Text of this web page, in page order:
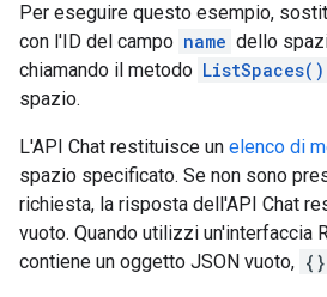
Per eseguire questo esempio,
con l'ID del campo name dello
chiamando il metodo ListSpaces()
spazio.
L'API Chat restituisce un elenco di
spazio specificato. Se non sono
richiesta, la risposta dell'API Chat
vuoto. Quando utilizzi un'interfaccia
contiene un oggetto JSON vuoto, {}